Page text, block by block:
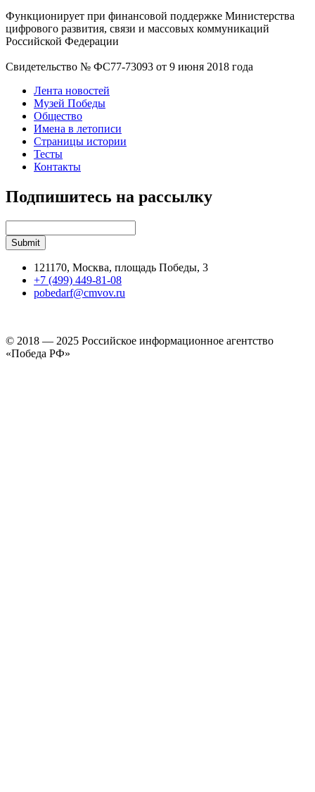
Функционирует при финансовой поддержке Министерства
цифрового развития, связи и массовых коммуникаций
Российской Федерации
Свидетельство № ФС77-73093 от 9 июня 2018 года
Лента новостей
Музей Победы
Общество
Имена в летописи
Страницы истории
Тесты
Контакты
Подпишитесь на рассылку
121170, Москва, площадь Победы, 3
+7 (499) 449-81-08
pobedarf@cmvov.ru
© 2018 — 2025 Российское информационное агентство
«Победа РФ»